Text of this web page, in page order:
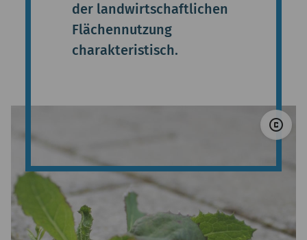
der landwirtschaftlichen
Flächennutzung
charakteristisch.
copyright ©